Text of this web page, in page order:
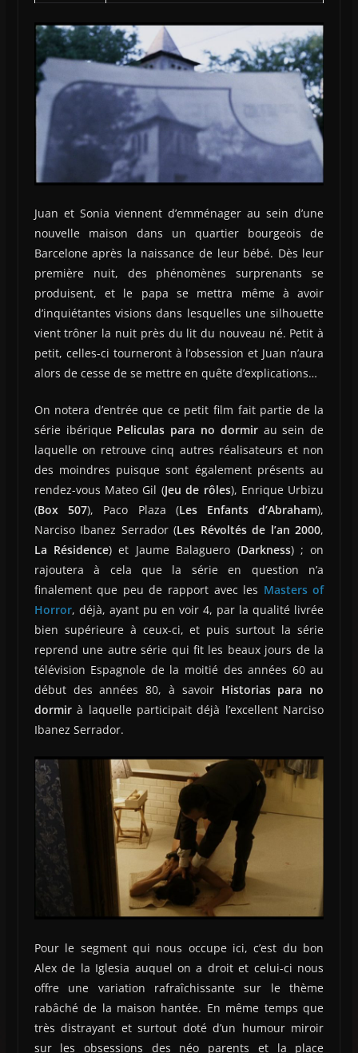
Juan et Sonia viennent d’emménager au sein d’une
nouvelle maison dans un quartier bourgeois de
Barcelone après la naissance de leur bébé. Dès leur
première nuit, des phénomènes surprenants se
produisent, et le papa se mettra même à avoir
d’inquiétantes visions dans lesquelles une silhouette
vient trôner la nuit près du lit du nouveau né. Petit à
petit, celles-ci tourneront à l’obsession et Juan n’aura
alors de cesse de se mettre en quête d’explications…
On notera d’entrée que ce petit film fait partie de la
série ibérique Peliculas para no dormirau sein de
laquelle on retrouve cinq autres réalisateurs et non
des moindres puisque sont également présents au
rendez-vous Mateo Gil (Jeu de rôles), Enrique Urbizu
(Box 507), Paco Plaza (Les Enfants d’Abraham),
Narciso Ibanez Serrador (Les Révoltés de l’an 2000,
La Résidence) et Jaume Balaguero (Darkness) ; on
rajoutera à cela que la série en question n’a
finalement que peu de rapport avec les Masters of
Horror, déjà, ayant pu en voir 4, par la qualité livrée
bien supérieure à ceux-ci, et puis surtout la série
reprend une autre série qui fit les beaux jours de la
télévision Espagnole de la moitié des années 60 au
début des années 80, à savoir Historias para no
dormirà laquelle participait déjà l’excellent Narciso
Ibanez Serrador.
Pour le segment qui nous occupe ici, c’est du bon
Alex de la Iglesia auquel on a droit et celui-ci nous
offre une variation rafraîchissante sur le thème
rabâché de la maison hantée. En même temps que
très distrayant et surtout doté d’un humour miroir
sur les obsessions des néo parents et la place